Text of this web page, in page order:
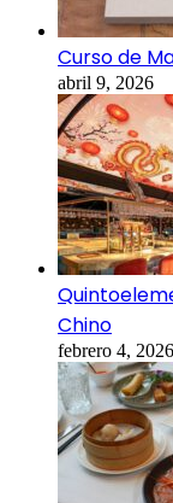
Curso de
abril 9, 2026
Chino
febrero 4, 2026